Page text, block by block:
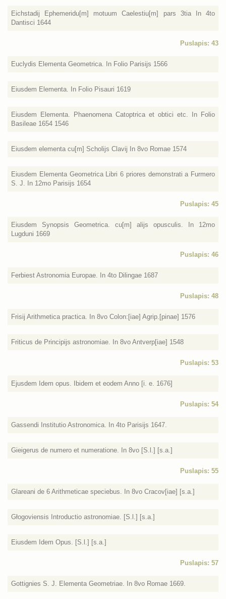
Eichstadij Ephemeridu[m] motuum Caelestiu[m] pars 3tia In 4to
Dantisci 1644
Puslapis: 43
Euclydis Elementa Geometrica. In Folio Parisijs 1566
Eiusdem Elementa. In Folio Pisauri 1619
Eiusdem Elementa. Phaenomena Catoptrica et obtici etc. In Folio
Basileae 1654 1546
Eiusdem elementa cu[m] Scholijs Clavij In 8vo Romae 1574
Eiusdem Elementa Geometrica Libri 6 priores demonstrati a Furmero
S. J. In 12mo Parisijs 1654
Puslapis: 45
Eiusdem Synopsis Geometrica. cu[m] alijs opusculis. In 12mo
Lugduni 1669
Puslapis: 46
Ferbiest Astronomia Europae. In 4to Dilingae 1687
Puslapis: 48
Frisij Arithmetica practica. In 8vo Colon:[iae] Agrip.[pinae] 1576
Friticus de Principijs astronomiae. In 8vo Antverp[iae] 1548
Puslapis: 53
Ejusdem Idem opus. Ibidem et eodem Anno [i. e. 1676]
Puslapis: 54
Gassendi Institutio Astronomica. In 4to Parisijs 1647.
Gieigerus de numero et numeratione. In 8vo [S.l.] [s.a.]
Puslapis: 55
Glareani de 6 Arithmeticae speciebus. In 8vo Cracov[iae] [s.a.]
Głogoviensis Introductio astronomiae. [S.l.] [s.a.]
Eiusdem Idem Opus. [S.l.] [s.a.]
Puslapis: 57
Gottignies S. J. Elementa Geometriae. In 8vo Romae 1669.